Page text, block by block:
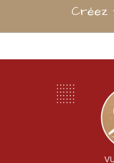
Créez